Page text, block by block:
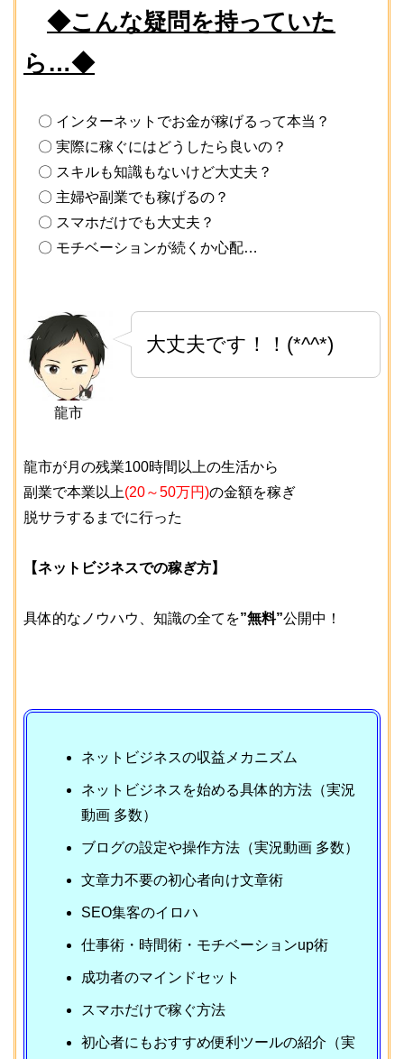
◆こんな疑問を持っていた
ら…◆
〇 インターネットでお金が稼げるって本当？
〇 実際に稼ぐにはどうしたら良いの？
〇 スキルも知識もないけど大丈夫？
〇 主婦や副業でも稼げるの？
〇 スマホだけでも大丈夫？
〇 モチベーションが続くか心配…
龍市
大丈夫です！！(*^^*)
龍市が月の残業100時間以上の生活から
副業で本業以上(20～50万円)の金額を稼ぎ
脱サラするまでに行った
【ネットビジネスでの稼ぎ方】
具体的なノウハウ、知識の全てを”無料”公開中！
ネットビジネスの収益メカニズム
ネットビジネスを始める具体的方法（実況
動画 多数）
ブログの設定や操作方法（実況動画 多数）
文章力不要の初心者向け文章術
SEO集客のイロハ
仕事術・時間術・モチベーションup術
成功者のマインドセット
スマホだけで稼ぐ方法
初心者にもおすすめ便利ツールの紹介（実